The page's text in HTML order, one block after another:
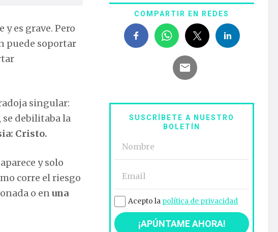
es grave. Pero
puede soportar
singular:
debilitaba la
Cristo.
y solo
corre el riesgo
o enuna
COMPARTIR EN REDES
SUSCRÍBETE A NUESTRO
BOLETÍN
Acepto la política de privacidad